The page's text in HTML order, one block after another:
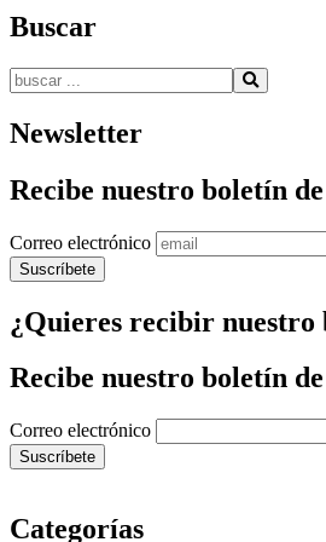
Buscar
Buscar:
Newsletter
Recibe nuestro boletín
Correo electrónico
¿Quieres recibir nuestro
Recibe nuestro boletín
Correo electrónico
Categorías